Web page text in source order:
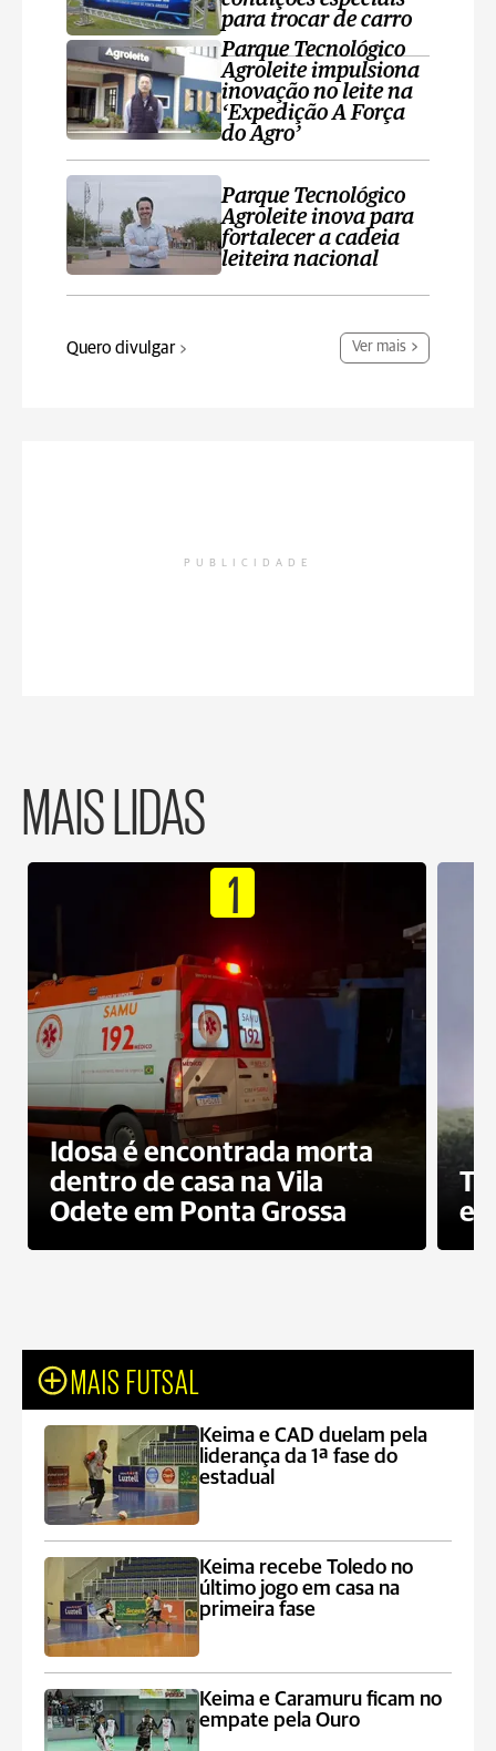
para trocar de carro
Parque Tecnológico
Agroleite impulsiona
inovação no leite na
‘Expedição A Força
do Agro’
Parque Tecnológico
Agroleite inova para
fortalecer a cadeia
leiteira nacional
Quero divulgar Ver mais
PUBLICIDADE
MAIS LIDAS
1
Idosa é encontrada morta
dentro de casa na Vila
Odete em Ponta Grossa
e
MAIS FUTSAL
Keima e CAD duelam pela
liderança da 1ª fase do
estadual
Keima recebe Toledo no
último jogo em casa na
primeira fase
Keima e Caramuru ficam no
empate pela Ouro